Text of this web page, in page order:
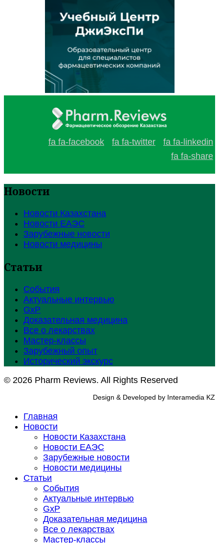
fa fa-facebook fa fa-twitter
fa fa-linkedin
fa fa-share
Новости
Новости Казахстана
Новости ЕАЭС
Зарубежные новости
Новости медицины
Статьи
События
Актуальные интервью
GxP
Доказательная медицина
Все о лекарствах
Мастер-классы
Зарубежный опыт
Исторический экскурс
© 2026 Pharm Reviews. All Rights Reserved
Design & Developed by Interamedia KZ
Главная
Новости
Новости Казахстана
Новости ЕАЭС
Зарубежные новости
Новости медицины
Статьи
События
Актуальные интервью
GxP
Доказательная медицина
Все о лекарствах
Мастер-классы